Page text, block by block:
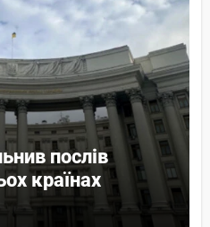
послів
країнах